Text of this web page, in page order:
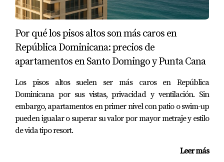
país, conocido por su campo de golf diseñado por Pete
Dye y sus lujosas villas frente al mar. Este lugar atrae a
un público selecto que busca exclusividad.
Tipo de Propiedades y Perfil del Comprador
Las propiedades aquí son principalmente villas lujosas
con acceso a servicios premium. El perfil del comprador
incluye celebridades, empresarios exitosos e
inversionistas que buscan propiedades únicas.
Por qué los pisos altos son más caros en
República Dominicana: precios de
apartamentos en Santo Domingo y Punta Cana
Los pisos altos suelen ser más caros en República
Dominicana por sus vistas, privacidad y ventilación. Sin
embargo, apartamentos en primer nivel con patio o swim-up
pueden igualar o superar su valor por mayor metraje y estilo
de vida tipo resort.
Leer más